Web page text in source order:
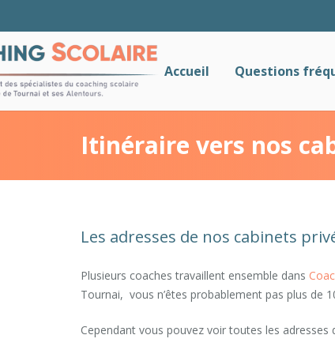
Accueil Questions
Itinéraire vers nos
Les adresses de nos cabinets
Plusieurs coaches travaillent ensemble dans
Tournai, vous n’êtes probablement pas plus de
Cependant vous pouvez voir toutes les adresses